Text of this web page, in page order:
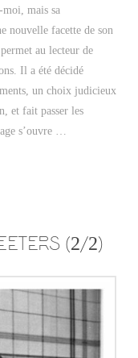
moi, mais sa
nouvelle facette de son
au lecteur de
Il a été décidé
un choix judicieux
et fait passer les
s’ouvre …
(2/2)